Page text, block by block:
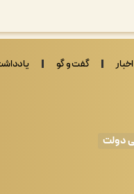
اخبار گفت و گو
دولت